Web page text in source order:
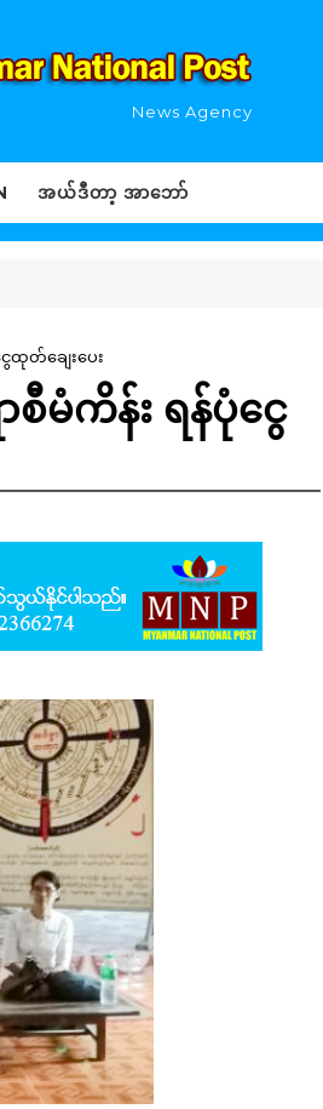
News Agency
အယ်ဒီတာ့ အာဘော်
ထုတ်ချေးပေး
စီမံကိန်း ရန်ပုံငွေ